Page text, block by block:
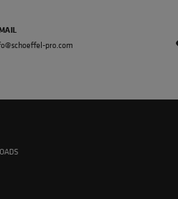
pro.com